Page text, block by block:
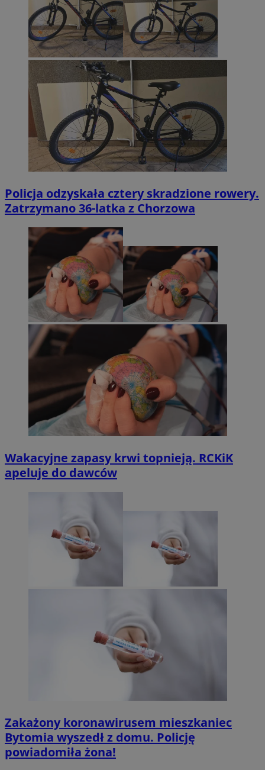
Policja odzyskała cztery skradzione rowery.
Zatrzymano 36-latka z Chorzowa
Wakacyjne zapasy krwi topnieją. RCKiK
apeluje do dawców
Zakażony koronawirusem mieszkaniec
Bytomia wyszedł z domu. Policję
powiadomiła żona!